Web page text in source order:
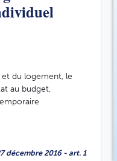
du logement, le
au budget,
décembre 2016 - art. 1